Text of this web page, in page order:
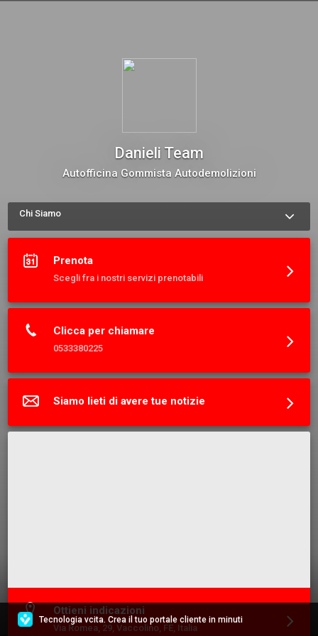
Danieli Team
Autofficina Gommista Autodemolizioni
Chi Siamo
Siamo un team di esperti del settore automotive con più di 35
anni di esperienza. Contattaci per un preventivo o prenota uno
Prenota
Scegli fra i nostri servizi prenotabili
Clicca per chiamare
0533380225
Siamo lieti di avere tue notizie
Ottieni indicazioni
Via Romea, 29, Vaccolino, FE, Italia
Tecnologia vcita. Crea il tuo portale cliente in minuti